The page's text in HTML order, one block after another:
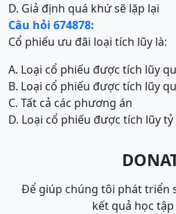
D. Giả định quá khứ sẽ lặp lại
Câu hỏi 674878:
Cổ phiếu ưu đãi loại tích lũy là:
A. Loại cổ phiếu được tích lũy
B. Loại cổ phiếu được tích lũy
C. Tất cả các phương án
D. Loại cổ phiếu được tích lũy
Để giúp chúng tôi phát triển
kết quả học